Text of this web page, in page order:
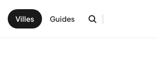
Villes Guides